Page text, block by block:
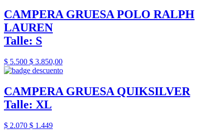
CAMPERA GRUESA POLO RALPH
LAUREN
Talle: S
$ 5.500 $ 3.850,00
CAMPERA GRUESA QUIKSILVER
Talle: XL
$ 2.070 $ 1.449